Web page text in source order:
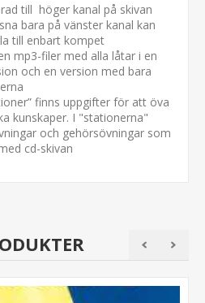
till höger kanal på skivan
bara på vänster kanal kan
till enbart kompet
mp3-filer med alla låtar i en
och en version med bara
finns uppgifter för att öva
kunskaper. I "stationerna"
och gehörsövningar som
cd-skivan